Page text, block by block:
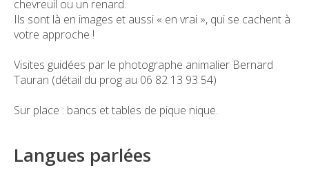
chevreuil ou un renard.
Ils sont là en images et aussi « en vrai », qui se cachent à
votre approche !
Visites guidées par le photographe animalier Bernard
Tauran (détail du prog au 06 82 13 93 54)
Sur place : bancs et tables de pique nique.
Langues parlées